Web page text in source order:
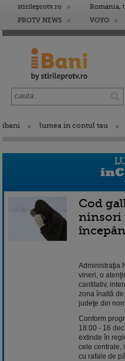
stirileprotv.ro Romania,
PROTV NEWS
VOYO
ibani lumea in contul tau
Cod
ninsori
Administraţia
vineri, o
cantitativ,
zona înaltă
judeţe din
Conform
18:00 - 16
extinde în
cele centrale,
cu rafale de